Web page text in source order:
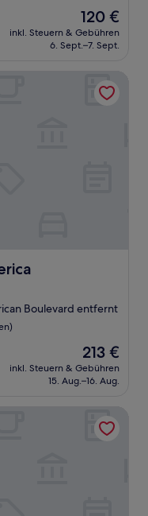
Der
Preis
beträgt
120 €
inkl. Steuern & Gebühren
6. Sept.–7. Sept.
Boulevard entfernt
Der
Preis
beträgt
213 €
inkl. Steuern & Gebühren
15. Aug.–16. Aug.